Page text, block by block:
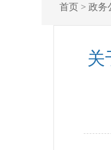
首页> 政务
关